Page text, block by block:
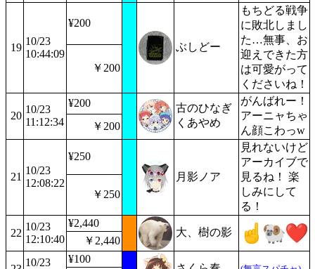
19
10/23
10:44:09
¥200
ぶしどー
もちどる戦争
に敗北しまし
た…無事、お
迎えできた方
は可愛がって
くださいね！
￥200
20
10/23
11:12:34
¥200
古のひなぎ
くあやめ
がんばれー！
アーニャちゃ
ん顔こわっw
￥200
21
10/23
12:08:22
¥250
月影ノア
見れないけど
アーカイブで
見るね！ 楽
しみにして
る！
￥250
22
10/23
12:10:40
¥2,440
大、樹の影
￥2,440
10/23
¥100